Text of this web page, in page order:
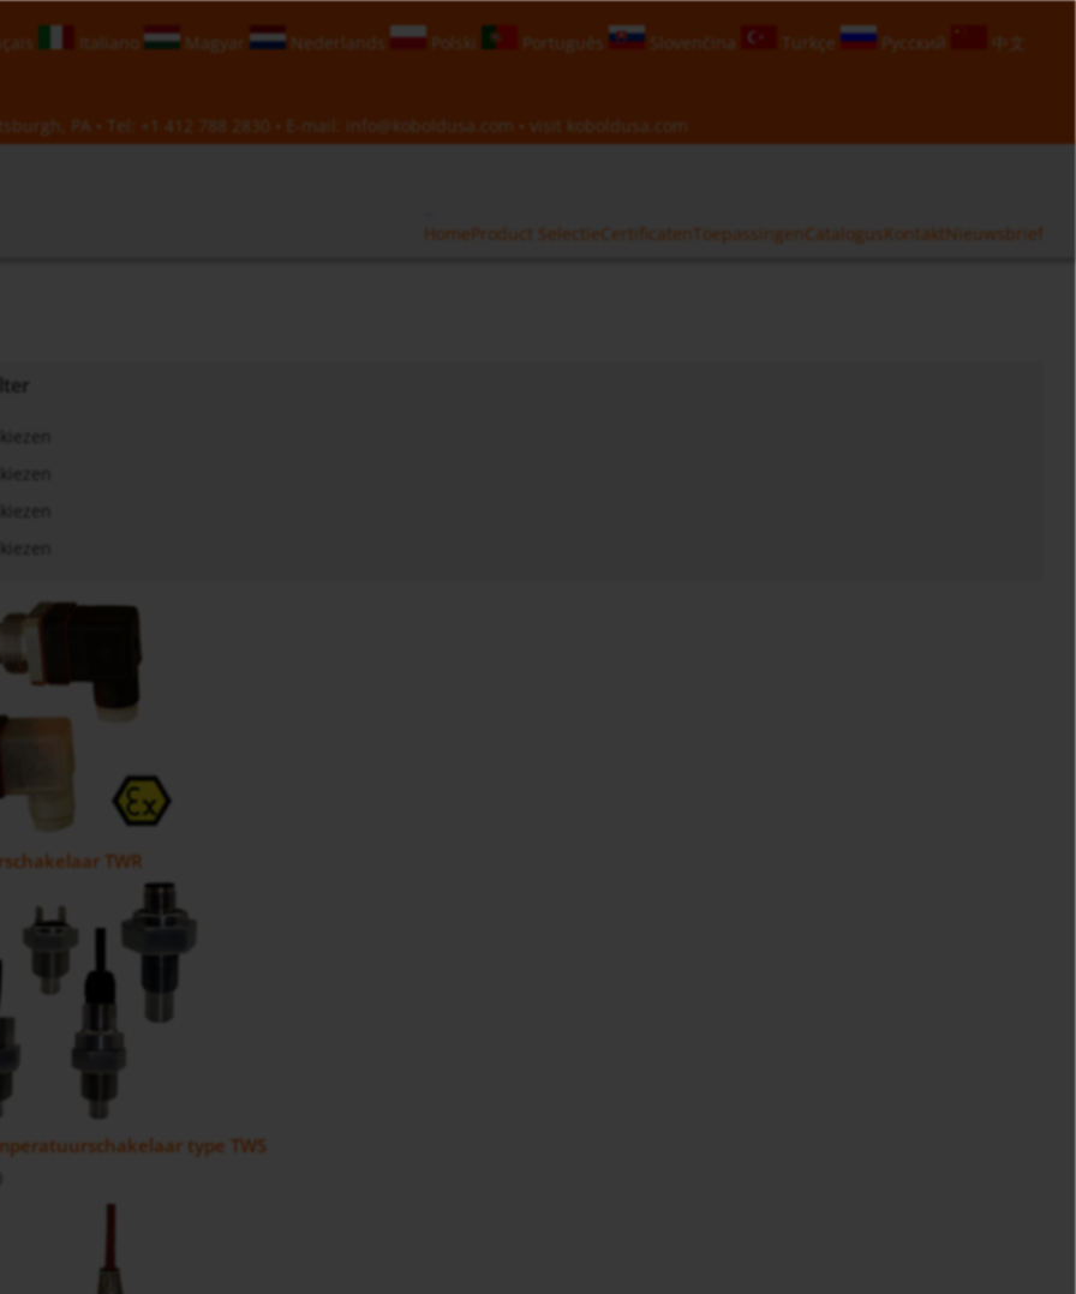
Italiano Magyar Nederlands Polski Português Slovenčina Türkçe Русский
中文
PA • Tel: +1 412 788 2830 • E-mail: info@koboldusa.com • visit koboldusa.com
HomeProduct SelectieCertificaten Toepassingen CatalogusKontaktNieuwsbrief
kiezen
kiezen
kiezen
kiezen
TWR
type TWS